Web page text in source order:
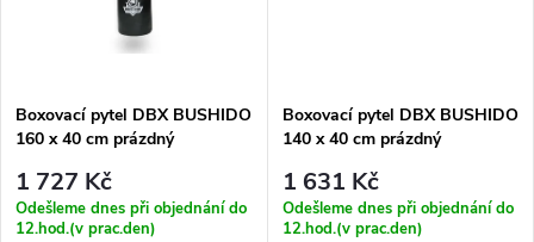
Boxovací pytel DBX BUSHIDO
160 x 40 cm prázdný
1 727 Kč
Odešleme dnes při objednání do
12.hod.(v prac.den)
Boxovací pytel DBX BUSHIDO
140 x 40 cm prázdný
1 631 Kč
Odešleme dnes při objednání do
12.hod.(v prac.den)